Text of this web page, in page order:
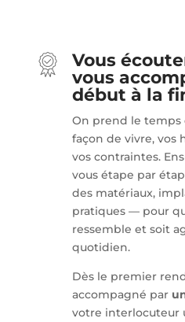
Vous
vous
début à la
On prend le
façon de vivre, vos
vos contraintes.
vous étape par
des matériaux,
pratiques — pour
ressemble et soit
quotidien.
Dès le premier
accompagné par
votre interlocuteur